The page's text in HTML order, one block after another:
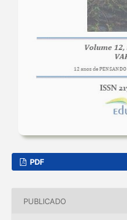
PDF
PUBLICADO